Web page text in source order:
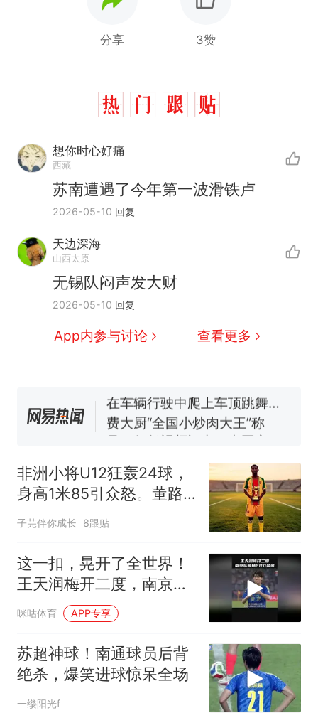
分享 3赞
想你时心好痛
西藏
苏南遭遇了今年第一波滑铁卢
2026-05-10 回复
天边深海
山西太原
无锡队闷声发大财
2026-05-10 回复
App内参与讨论 查看更多
热
西班牙飞地休达边境，摩洛
哥士兵搬起大石块投向移民引
争议，此前一天内数万人从摩
洛哥涌入西班牙
新 男子上山采菌偶然发现鸡枞
（新京报）
费大厨“全国小炒肉大王”称
号，仅凭视频评出？中国烹饪
官方通报
惊艳！字都飘起来了 博主在田
间创作“悬浮字” 网友：真·裸眼
3D！
热
西班牙飞地休达边境，摩洛
争议，此前一天内数万人从摩
洛哥涌入西班牙
非洲小将U12狂轰24球，
身高1米85引众怒。董路
悬赏2万打假，一查母亲
是国手
子芫伴你成长 8跟贴
这一扣，晃开了全世界！
王天润梅开二度，南京客
场2比0战胜盐城！
咪咕体育 APP专享
苏超神球！南通球员后背
绝杀，爆笑进球惊呆全场
一缕阳光f